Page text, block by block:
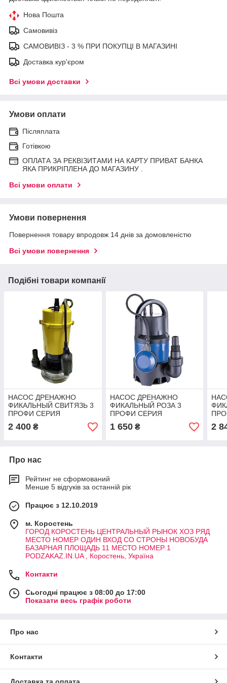
Нова Пошта
Самовивіз
САМОВИВІЗ - 3 % ПРИ ПОКУПЦІ В МАГАЗИНІ
Доставка кур'єром
Всі умови доставки
Умови оплати
Післяплата
Готівкою
ОПЛАТА ЗА РЕКВІЗИТАМИ НА КАРТУ ПРИВАТ БАНКА
ЯКА ПРИКРІПЛЕНА ДО МАГАЗИНУ .
Всі умови оплати
Умови повернення
Повернення товару впродовж 14 днів за домовленістю
Всі умови повернення
Подібні товари компанії
НАСОС ДРЕНАЖНО
ФИКАЛЬНЫЙ СВИТЯЗЬ 3
ПРОФИ СЕРИЯ
PODZAKAZ.IN.UA
2 400 ₴
НАСОС ДРЕНАЖНО
ФИКАЛЬНЫЙ РОЗА 3
ПРОФИ СЕРИЯ
PODZAKAZ.IN.UA
1 650₴ 2
Про нас
Рейтинг не сформований
Менше 5 відгуків за останній рік
Працює з 12.10.2019
м. Коростень
ГОРОД КОРОСТЕНЬ ЦЕНТРАЛЬНЫЙ РЫНОК ХОЗ РЯД
МЕСТО НОМЕР ОДИН ВХОД СО СТРОНЫ НОВОБУДА
БАЗАРНАЯ ПЛОЩАДЬ 11 МЕСТО НОМЕР 1
PODZAKAZ.IN.UA , Коростень, Україна
Контакти
Сьогодні працює з 08:00 до 17:00
Показати весь графік роботи
Про нас
Контакти